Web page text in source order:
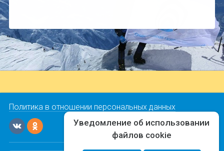
Политика в отношении персональных данных
Уведомление об использовании
файлов cookie